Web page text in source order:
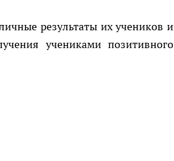
результаты их учеников и
учениками позитивного